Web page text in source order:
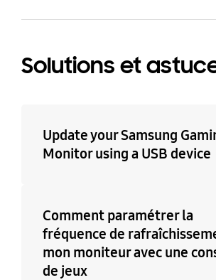
Solutions et
Update your Samsung
Monitor using a USB device
Comment paramétrer la
fréquence de
mon moniteur avec une
de jeux